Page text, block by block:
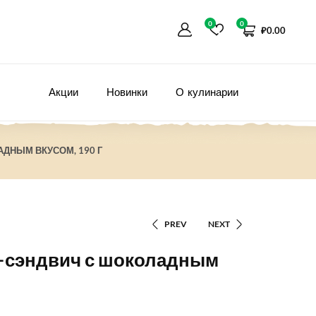
0
₽0.00
0
Акции Новинки О кулинарии
ВКУСОМ, 190 Г
PREV NEXT
с шоколадным